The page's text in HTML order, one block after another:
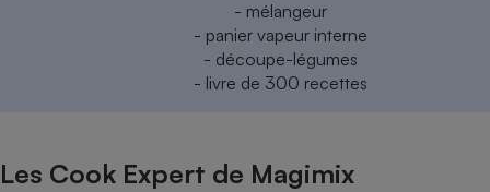
- mélangeur
- panier vapeur interne
- découpe-légumes
- livre de 300 recettes
Les Cook Expert de Magimix